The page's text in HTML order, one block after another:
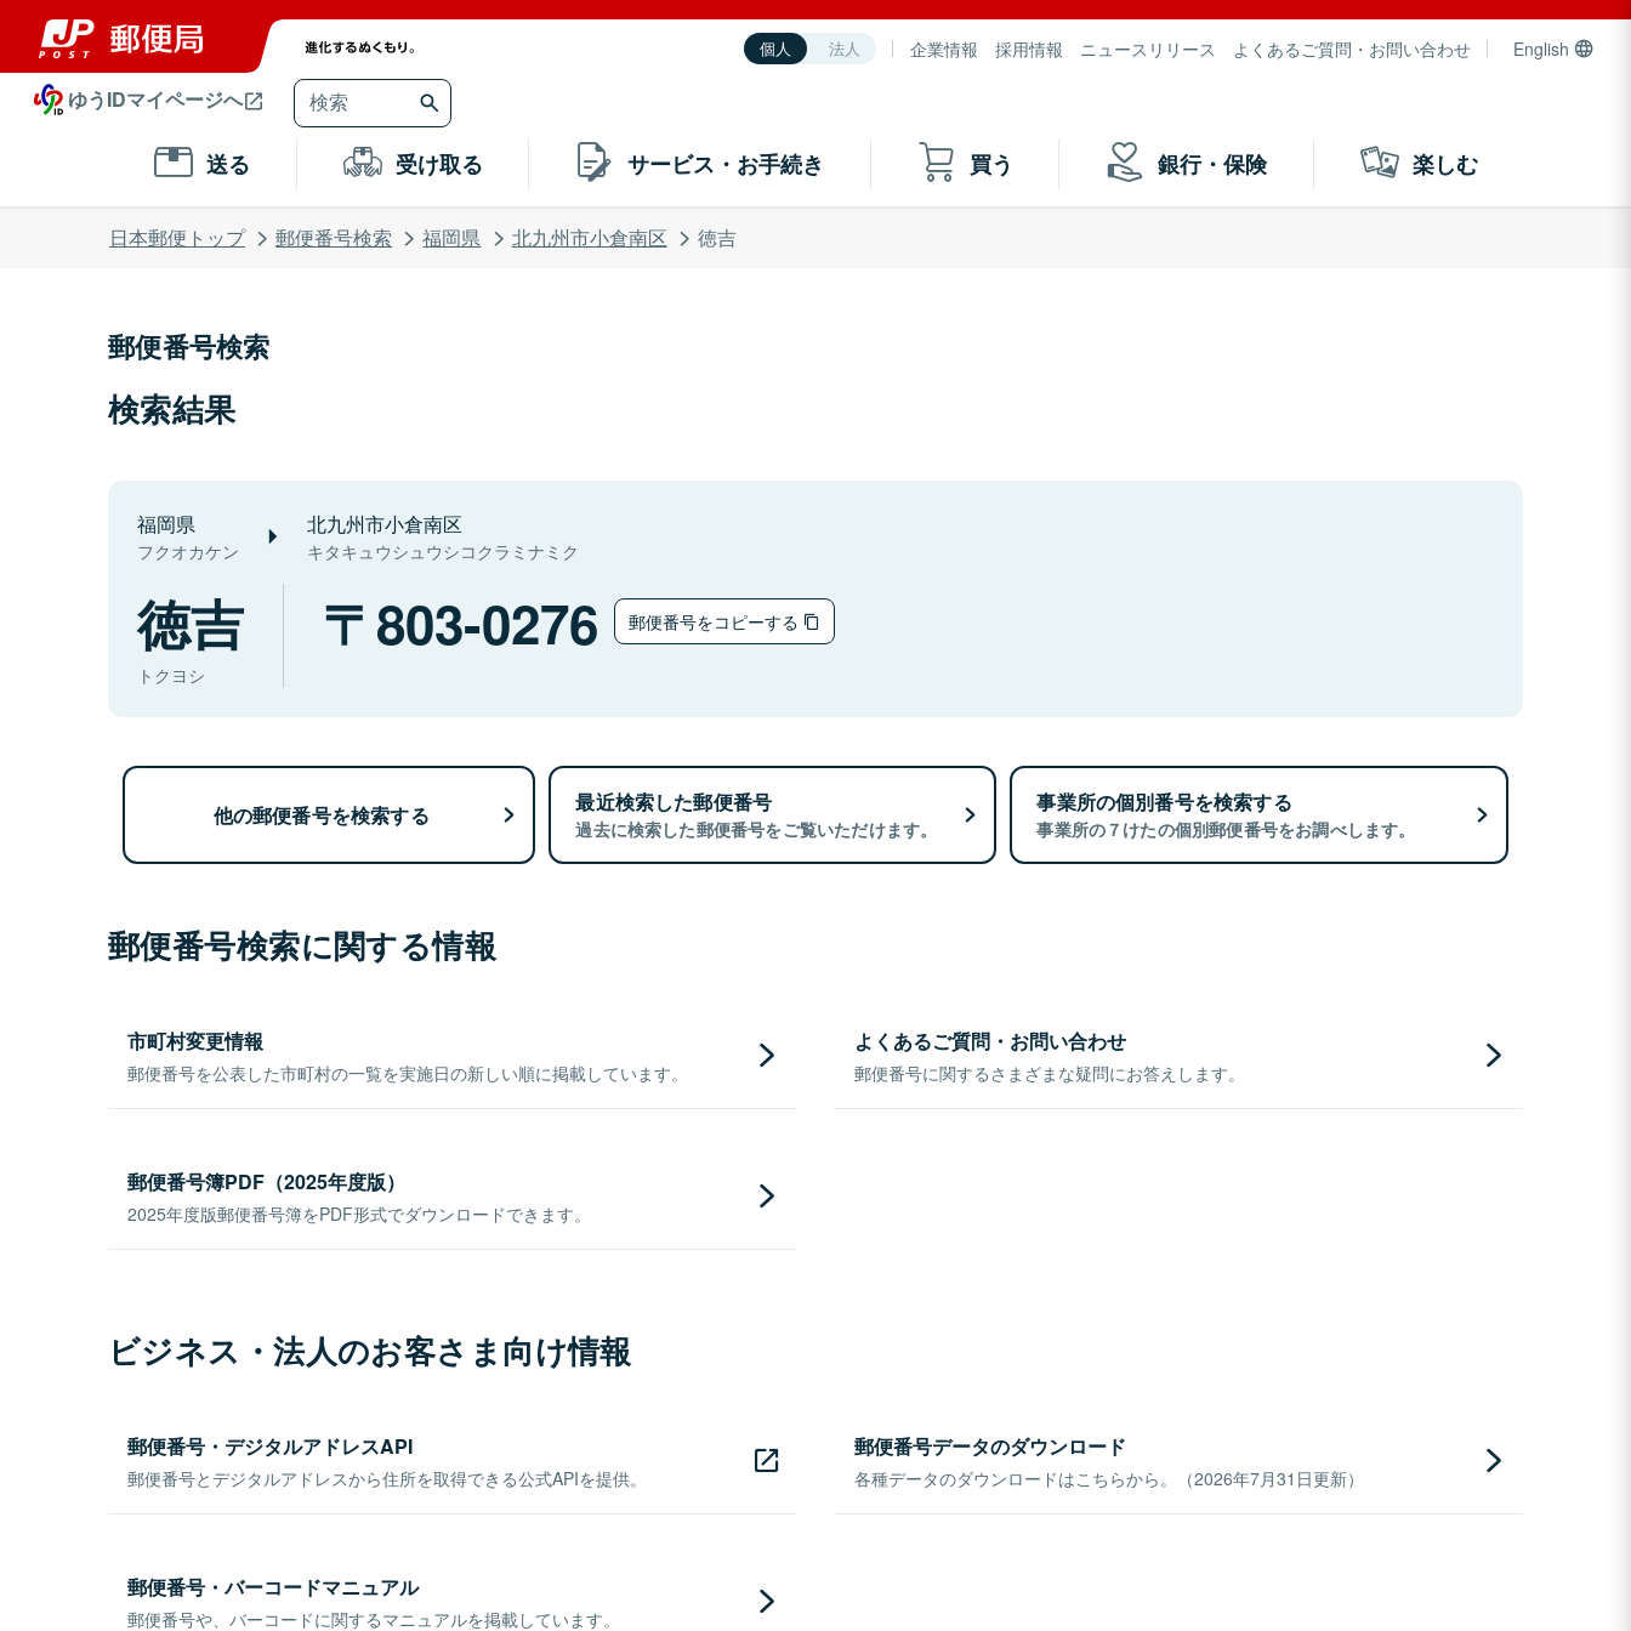
個人 法人 企業情報 採用情報 ニュースリリース よくあるご質問・お問い合わせ English
ゆうIDマイページへ
送る 受け取る サービス・お手続き 買う 銀行・保険 楽しむ
日本郵便トップ 郵便番号検索 福岡県 北九州市小倉南区 徳吉
郵便番号検索
検索結果
福岡県
フクオカケン
北九州市小倉南区
キタキュウシュウシコクラミナミク
徳吉
トクヨシ
803-0276 郵便番号をコピーする
他の郵便番号を検索する 最近検索した郵便番号
過去に検索した郵便番号をご覧いただけます。
事業所の個別番号を検索する
事業所の７けたの個別郵便番号をお調べします。
郵便番号検索に関する情報
市町村変更情報
郵便番号を公表した市町村の一覧を実施日の新しい順に掲載しています。
よくあるご質問・お問い合わせ
郵便番号に関するさまざまな疑問にお答えします。
郵便番号簿PDF（2025年度版）
2025年度版郵便番号簿をPDF形式でダウンロードできます。
ビジネス・法人のお客さま向け情報
郵便番号・デジタルアドレスAPI
郵便番号とデジタルアドレスから住所を取得できる公式APIを提供。
郵便番号データのダウンロード
各種データのダウンロードはこちらから。（2026年7月31日更新）
郵便番号・バーコードマニュアル
郵便番号や、バーコードに関するマニュアルを掲載しています。